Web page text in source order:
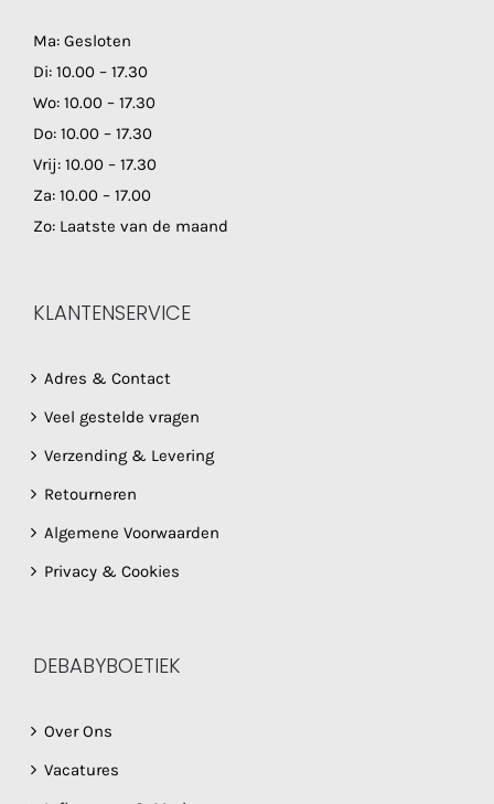
Ma: Gesloten
Di: 10.00 – 17.30
Wo: 10.00 – 17.30
Do: 10.00 – 17.30
Vrij: 10.00 – 17.30
Za: 10.00 – 17.00
Zo: Laatste van de maand
KLANTENSERVICE
Adres & Contact
Veel gestelde vragen
Verzending & Levering
Retourneren
Algemene Voorwaarden
Privacy & Cookies
DEBABYBOETIEK
Over Ons
Vacatures